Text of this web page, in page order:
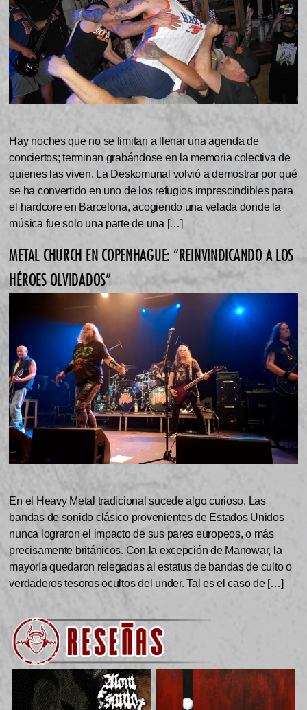
Hay noches que no se limitan a llenar una agenda de
conciertos; terminan grabándose en la memoria colectiva de
quienes las viven. La Deskomunal volvió a demostrar por qué
se ha convertido en uno de los refugios imprescindibles para
el hardcore en Barcelona, acogiendo una velada donde la
música fue solo una parte de una […]
METAL CHURCH EN COPENHAGUE: “REINVINDICANDO A LOS
HÉROES OLVIDADOS”
En el Heavy Metal tradicional sucede algo curioso. Las
bandas de sonido clásico provenientes de Estados Unidos
nunca lograron el impacto de sus pares europeos, o más
precisamente británicos. Con la excepción de Manowar, la
mayoría quedaron relegadas al estatus de bandas de culto o
verdaderos tesoros ocultos del under. Tal es el caso de […]